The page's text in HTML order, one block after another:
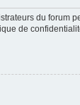
du forum
de